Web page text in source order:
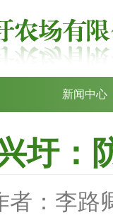
新闻中心
圩：
者：李路